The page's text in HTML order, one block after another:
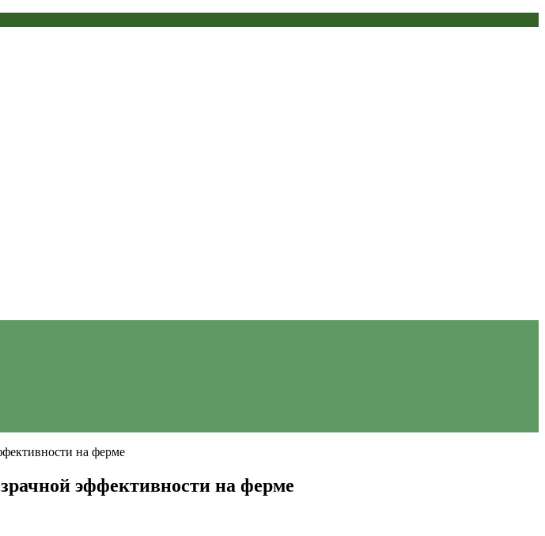
на ферме
эффективности на ферме